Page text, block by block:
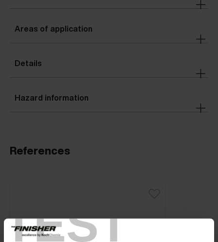
TEST
Areas of application
Details
Hazard information
References